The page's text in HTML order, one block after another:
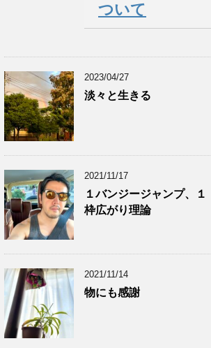
ついて
2023/04/27
淡々と生きる
2021/11/17
１バンジージャンプ、１
枠広がり理論
2021/11/14
物にも感謝